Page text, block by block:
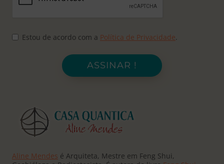
Estou de acordo com a Política de Privacidade.
ASSINAR !
Aline Mendes é Arquiteta, Mestre em Feng Shui,